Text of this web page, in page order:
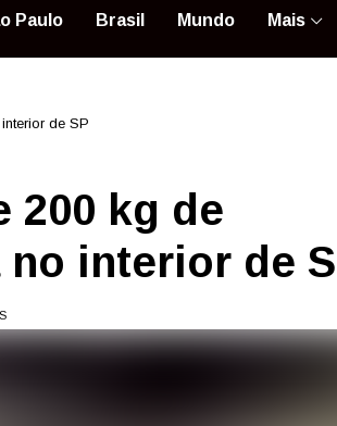
Paulo Brasil Mundo Mais
de SP
200 kg de
interior de